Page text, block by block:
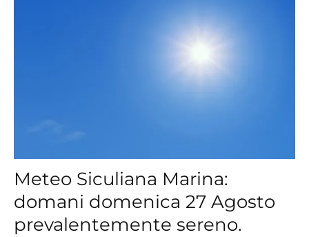
Meteo Siculiana Marina:
domani domenica 27 Agosto
prevalentemente sereno.